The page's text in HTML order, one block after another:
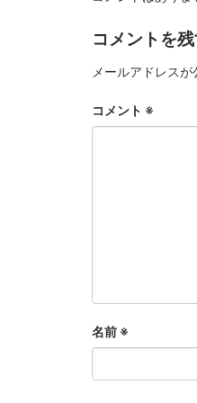
コメントを
メールアドレスが
コメント ※
名前 ※